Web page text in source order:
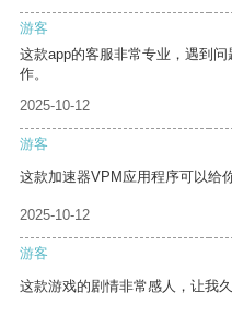
游客
这款app的客服非常专业，遇到
作。
2025-10-12
游客
这款加速器VPM应用程序可以给
2025-10-12
游客
这款游戏的剧情非常感人，让我久